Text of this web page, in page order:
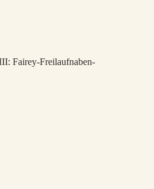
Fairey-Freilaufnaben-